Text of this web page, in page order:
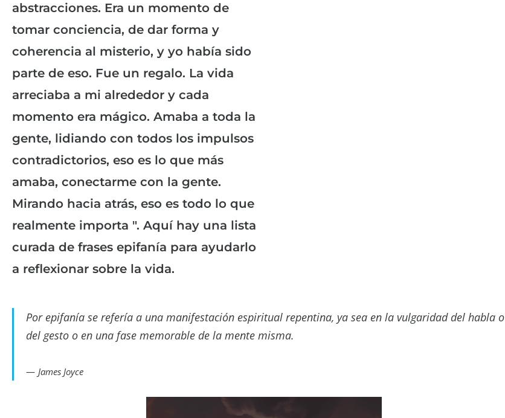
abstracciones. Era un momento de
tomar conciencia, de dar forma y
coherencia al misterio, y yo había sido
parte de eso. Fue un regalo. La vida
arreciaba a mi alrededor y cada
momento era mágico. Amaba a toda la
gente, lidiando con todos los impulsos
contradictorios, eso es lo que más
amaba, conectarme con la gente.
Mirando hacia atrás, eso es todo lo que
realmente importa ". Aquí hay una lista
curada de frases epifanía para ayudarlo
a reflexionar sobre la vida.
Por epifanía se refería a una manifestación espiritual repentina, ya sea en la vulgaridad del habla o
del gesto o en una fase memorable de la mente misma.
James Joyce